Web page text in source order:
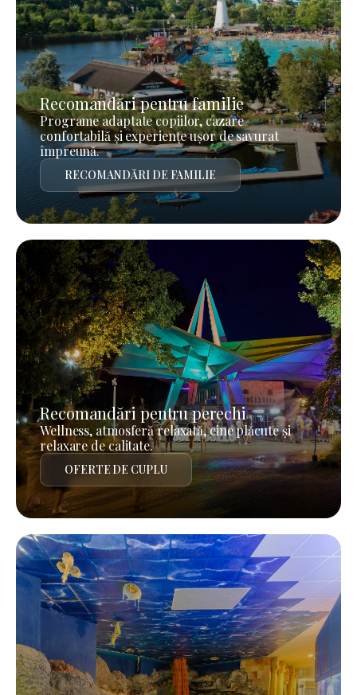
Recomandări pentru familie
Programe adaptate copiilor, cazare
confortabilă și experiențe ușor de savurat
împreună.
RECOMANDĂRI DE FAMILIE
Recomandări pentru perechi
Wellness, atmosferă relaxată, cine plăcute și
relaxare de calitate.
OFERTE DE CUPLU